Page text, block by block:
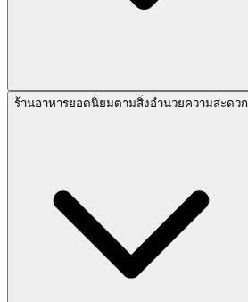
ร้านอาหารยอดนิยมตามสิ่งอำนวยความสะดวก